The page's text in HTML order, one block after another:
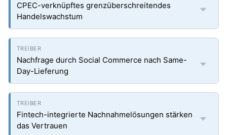
CPEC-verknüpftes grenzüberschreitendes
Handelswachstum
Nachfrage durch Social Commerce nach Same-
Day-Lieferung
Fintech-integrierte Nachnahmelösungen stärken
das Vertrauen